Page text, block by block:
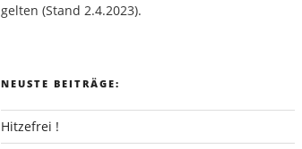
gelten (Stand 2.4.2023).
NEUSTE BEITRÄGE:
Hitzefrei !